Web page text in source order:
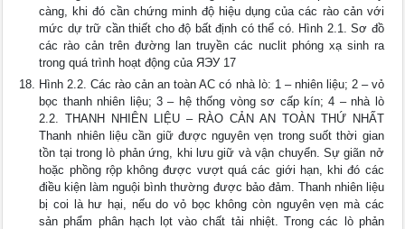
càng, khi đó cần chứng minh độ hiệu dụng của các rào cản với
mức dự trữ cần thiết cho độ bất định có thể có. Hình 2.1. Sơ đồ
các rào cản trên đường lan truyền các nuclit phóng xạ sinh ra
trong quá trình hoạt động của ЯЭУ 17
Hình 2.2. Các rào cản an toàn AC có nhà lò: 1 – nhiên liệu; 2 – vỏ
bọc thanh nhiên liệu; 3 – hệ thống vòng sơ cấp kín; 4 – nhà lò
2.2. THANH NHIÊN LIỆU – RÀO CẢN AN TOÀN THỨ NHẤT
Thanh nhiên liệu cần giữ được nguyên vẹn trong suốt thời gian
tồn tại trong lò phản ứng, khi lưu giữ và vận chuyển. Sự giãn nở
hoặc phồng rộp không được vượt quá các giới hạn, khi đó các
điều kiện làm nguội bình thường được bảo đảm. Thanh nhiên liệu
bị coi là hư hại, nếu do vỏ bọc không còn nguyên vẹn mà các
sản phẩm phân hạch lọt vào chất tải nhiệt. Trong các lò phản